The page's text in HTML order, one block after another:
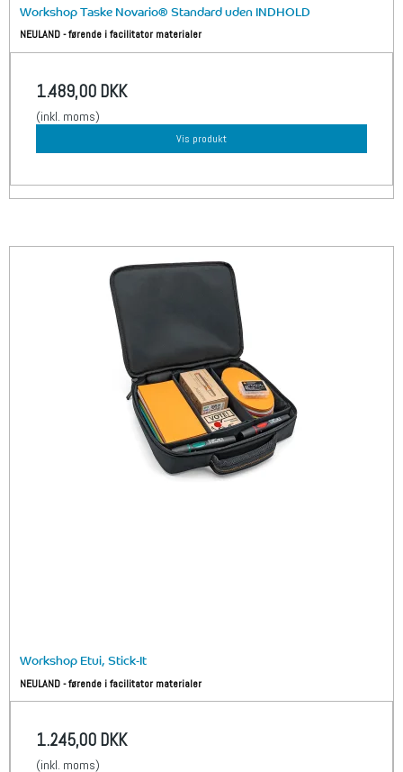
Workshop Taske Novario® Standard uden INDHOLD
NEULAND - førende i facilitator materialer
1.489,00 DKK
(inkl. moms)
Vis produkt
Workshop Etui, Stick-It
NEULAND - førende i facilitator materialer
1.245,00 DKK
(inkl. moms)